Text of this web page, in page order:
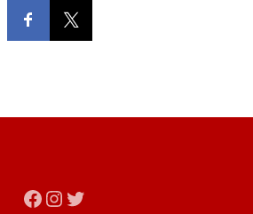
Facebook Instagram Twitter